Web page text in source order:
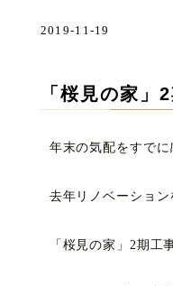
「桜見の家」
2019-11-19
年末の気配をすでに
去年リノベーショ
「桜見の家」2期工